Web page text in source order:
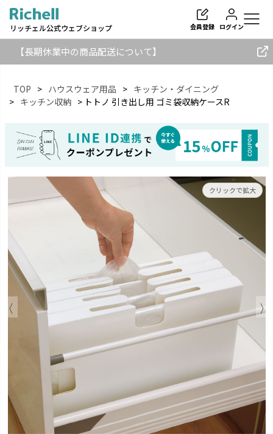
リッチェル公式ウェブショップ 会員登録 ログイン
【長期休業中の商品配送について】
TOP ハウスウェア用品
キッチン・ダイニング
キッチン収納
トトノ 引き出し用 ゴミ袋収納ケースR
クリックで拡大